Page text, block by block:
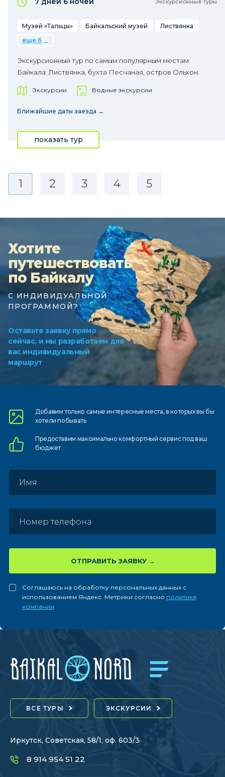
Экскурсионные туры
Музей «Тальцы» Байкальский музей
Листвянка
еще 6
Экскурсионный тур по самым популярным местам
Байкала: Листвянка, бухта Песчаная, остров Ольхон.
Экскурсии Водные экскурсии
Ближайшие даты заезда →
показать тур
1 2 3 4 5
Хотите
путешествовать
по Байкалу
С ИНДИВИДУАЛЬНОЙ
ПРОГРАММОЙ?
Оставьте заявку прямо
сейчас, и мы разработаем для
вас индивидуальный
маршрут
Добавим только самыеинтересные места, в которыхвы бы
хотели побывать
Предоставим максимально комфортныйсервис под ваш
бюджет
ОТПРАВИТЬ ЗАЯВКУ
Соглашаюсь на обработку персональных данных с
использованием Яндекс. Метрики согласно политике
компании
ВСЕ ТУРЫ ЭКСКУРСИИ
Иркутск, Советская, 58/1, оф. 603/3
8 914 954 51 22